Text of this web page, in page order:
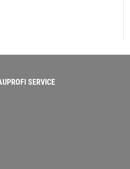
SERVICE